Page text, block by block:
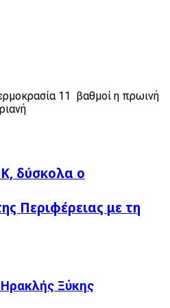
11 βαθμοί η πρωινή
δύσκολα ο
Περιφέρειας με τη
Ξύκης